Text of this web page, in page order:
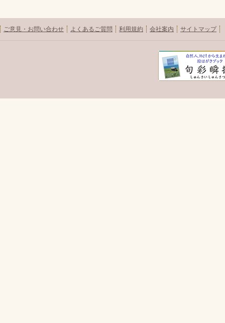
ご意見・お問い合わせ よくあるご質問 利用規約 会社案内 サイトマップ